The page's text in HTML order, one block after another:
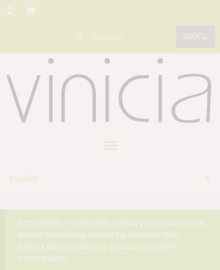
Mi cuenta
Español
Actualmente la tienda está cerrada y los productos no
estarán disponibles durante los próximos días.
Gracias por tu paciencia y sentimos cualquier
inconveniente.